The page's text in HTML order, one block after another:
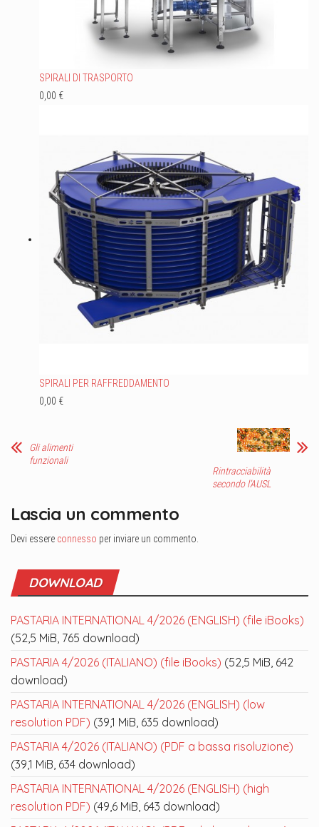
SPIRALI DI TRASPORTO
0,00 €
SPIRALI PER RAFFREDDAMENTO
0,00 €
Gli alimenti
funzionali
Rintracciabilità
secondo l’AUSL
Lascia un commento
Devi essere connesso per inviare un commento.
DOWNLOAD
PASTARIA INTERNATIONAL 4/2026 (ENGLISH) (file iBooks)
(52,5 MiB, 765 download)
PASTARIA 4/2026 (ITALIANO) (file iBooks) (52,5 MiB, 642
download)
PASTARIA INTERNATIONAL 4/2026 (ENGLISH) (low
resolution PDF) (39,1 MiB, 635 download)
PASTARIA 4/2026 (ITALIANO) (PDF a bassa risoluzione)
(39,1 MiB, 634 download)
PASTARIA INTERNATIONAL 4/2026 (ENGLISH) (high
resolution PDF) (49,6 MiB, 643 download)